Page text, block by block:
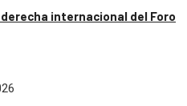
internacional del Foro